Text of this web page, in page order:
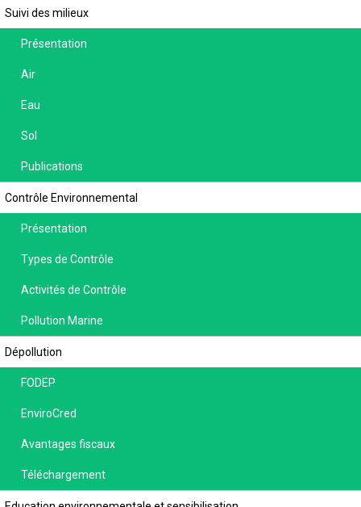
Suivi des milieux
Présentation
Air
Eau
Sol
Publications
Contrôle Environnemental
Présentation
Types de Contrôle
Activités de Contrôle
Pollution Marine
Dépollution
FODEP
EnviroCred
Avantages fiscaux
Téléchargement